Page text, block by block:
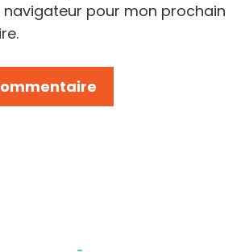
navigateur pour mon prochain